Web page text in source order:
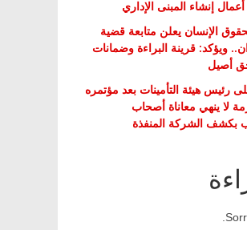
إنشاء المبنى الإداري
الإنسان يعلن متابعة قضية
ويؤكد: قرينة البراءة وضمانات
حق أصيل
رئيس هيئة التأمينات بعد مؤتمره
لا ينهي معاناة أصحاب
بكشف الشركة المنفذة